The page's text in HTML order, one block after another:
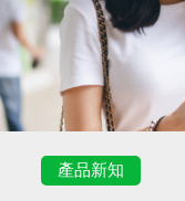
產品新知